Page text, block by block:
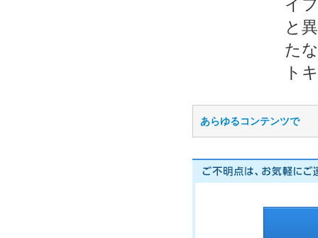
イ
と
た
ト
あらゆるコンテンツで